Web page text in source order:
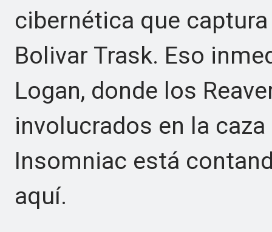
cibernética que
Bolivar Trask. Eso
Logan, donde los
involucrados en la
Insomniac está
aquí.